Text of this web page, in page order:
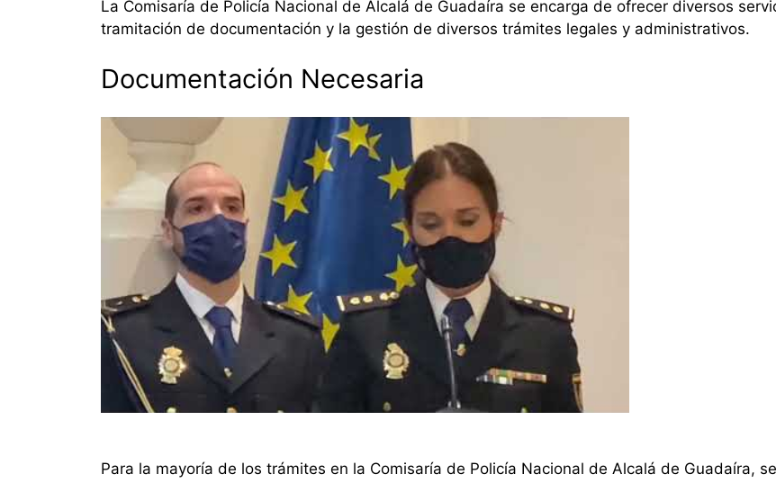
La Comisaría de Policía Nacional de Alcalá de Guadaíra se encarga de ofrecer diversos
tramitación de documentación y la gestión de diversos trámites legales y administrativos.
Documentación Necesaria
Para la mayoría de los trámites en la Comisaría de Policía Nacional de Alcalá de Guadaíra,